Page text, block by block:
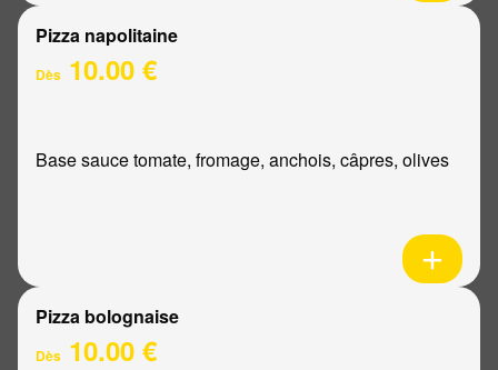
Pizza napolitaine
Dès 10.00 €
Base sauce tomate, fromage, anchois, câpres, olives
Pizza bolognaise
Dès 10.00 €